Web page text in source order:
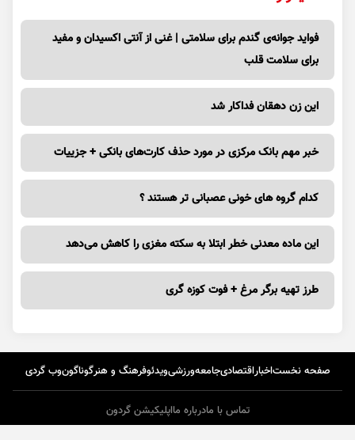
فواید جوانه‌ی گندم برای سلامتی | غنی از آنتی اکسیدان و مفید
برای سلامت قلب
این زن دهقان فداکار شد
خبر مهم بانک مرکزی در مورد حذف کارت‌های بانکی + جزییات
کدام گروه های خونی عصبانی تر هستند ؟
این ماده معدنی خطر ابتلا به سکته مغزی را کاهش می‌دهد
طرز تهیه برگر مرغ + فوت کوزه گری
صفحه نخستاخباراقتصادیجامعهورزشیویدئوفرهنگ و هنرگوناگونوب گردی
تماس با مادرباره مااپلیکیشن گردون